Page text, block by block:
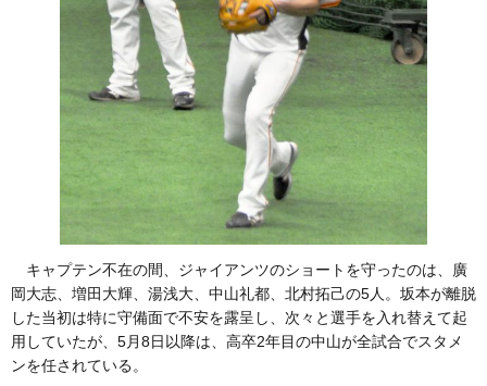
キャプテン不在の間、ジャイアンツのショートを守ったのは、廣
岡大志、増田大輝、湯浅大、中山礼都、北村拓己の5人。坂本が離脱
した当初は特に守備面で不安を露呈し、次々と選手を入れ替えて起
用していたが、5月8日以降は、高卒2年目の中山が全試合でスタメ
ンを任されている。